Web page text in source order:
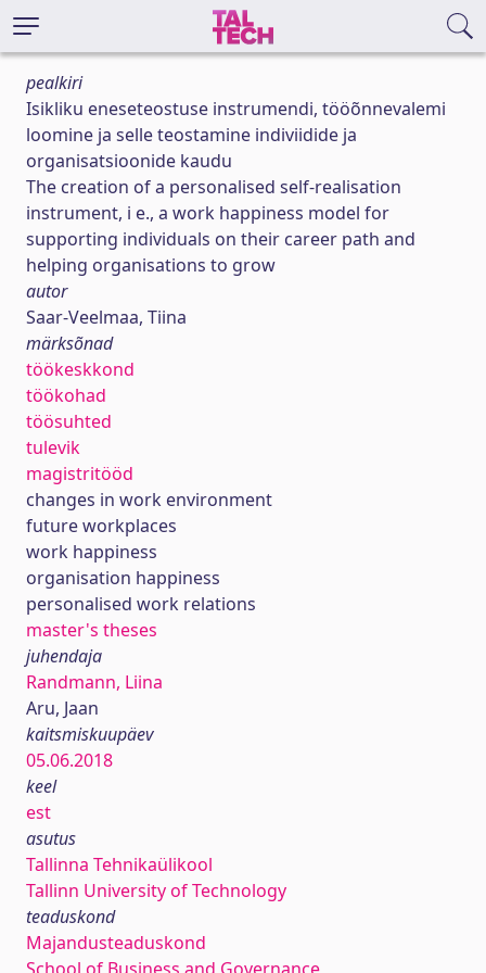
pealkiri
Isikliku eneseteostuse instrumendi, tööõnnevalemi
loomine ja selle teostamine indiviidide ja
organisatsioonide kaudu
The creation of a personalised self-realisation
instrument, i e., a work happiness model for
supporting individuals on their career path and
helping organisations to grow
autor
Saar-Veelmaa, Tiina
märksõnad
töökeskkond
töökohad
töösuhted
tulevik
magistritööd
changes in work environment
future workplaces
work happiness
organisation happiness
personalised work relations
master's theses
juhendaja
Randmann, Liina
Aru, Jaan
kaitsmiskuupäev
05.06.2018
keel
est
asutus
Tallinna Tehnikaülikool
Tallinn University of Technology
teaduskond
Majandusteaduskond